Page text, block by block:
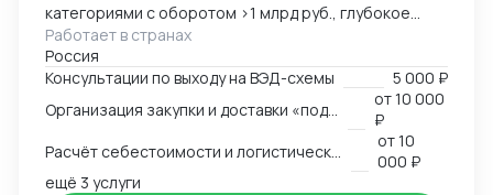
категориями с оборотом >1 млрд руб., глубокое
понимание коммерческой стороны закупок.
Ключевые компетенции: — Организация полного
цикла ВЭД «под ключ»: от поиска поставщика до
доставки на склад клиента — Работа с китайскими
поставщиками: переговоры, контроль качества,
оплата — Таможенное оформление, подбор
сертификации, подготовка документов —
Работает в странах
Россия
Консультации по выходу на ВЭД-схемы
5 000 ₽
от10 000
₽
от10
000 ₽
ещё 3 услуги